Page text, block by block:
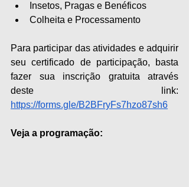
Insetos, Pragas e Benéficos
Colheita e Processamento
Para participar das atividades e adquirir
seu certificado de participação, basta
fazer sua inscrição gratuita através
https://forms.gle/B2BFryFs7hzo87sh6
Veja a programação: